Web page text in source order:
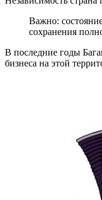
Важно:
сохранения
В последние годы
бизнеса на этой